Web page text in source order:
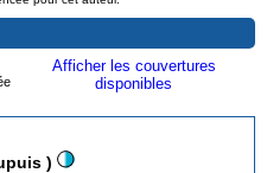
Afficher les couvertures
disponibles
souvenirs ( Dupuis )